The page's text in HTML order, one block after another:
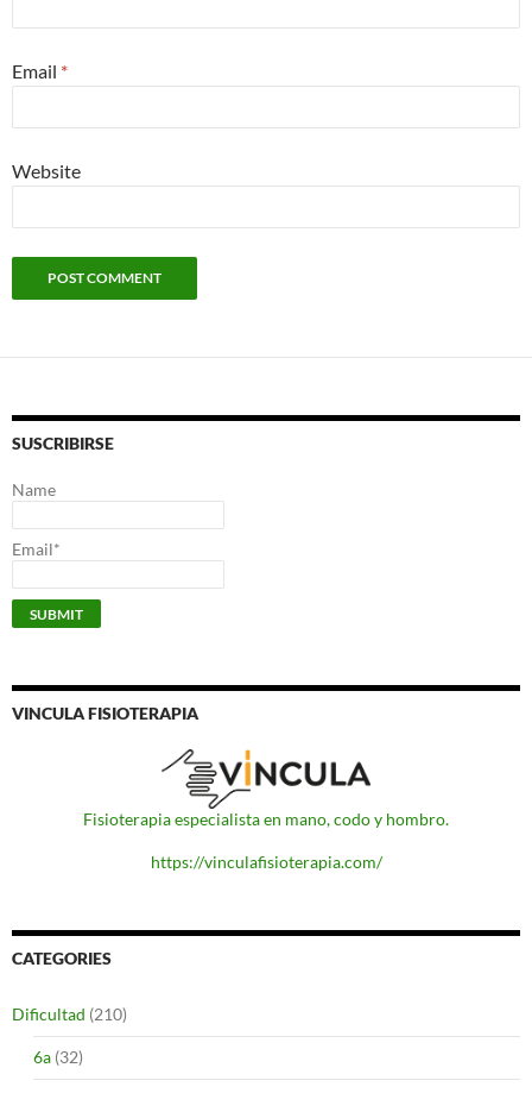
Email *
Website
SUSCRIBIRSE
Name
Email*
VINCULA FISIOTERAPIA
Fisioterapia especialista en mano, codo y hombro.
https://vinculafisioterapia.com/
CATEGORIES
Dificultad (210)
6a (32)